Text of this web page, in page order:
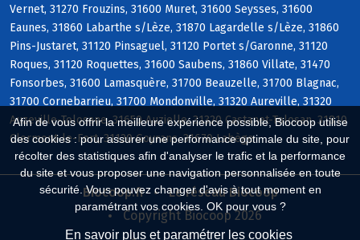
Afin de vous offrir la meilleure expérience possible, Biocoop utilise
des cookies : pour assurer une performance optimale du site, pour
récolter des statistiques afin d'analyser le trafic et la performance
du site et vous proposer une navigation personnalisée en toute
sécurité. Vous pouvez changer d'avis à tout moment en
paramétrant vos cookies. OK pour vous ?
En savoir plus et paramétrer les cookies
Vernet, 31270 Frouzins, 31600 Muret, 31600 Seysses, 31600
Eaunes, 31860 Labarthe s/Lèze, 31870 Lagardelle s/Lèze, 31860
Pins-Justaret, 31120 Pinsaguel, 31120 Portet s/Garonne, 31120
Roques, 31120 Roquettes, 31600 Saubens, 31860 Villate, 31470
Fonsorbes, 31600 Lamasquère, 31700 Beauzelle, 31700 Blagnac,
31700 Cornebarrieu, 31700 Mondonville, 31320 Aureville, 31320
Auzeville-Tolosane, 31650 Auzielle, 31320 Castanet-Tolosan, 31810
Clermont-le-Fort, 31120 Goyrans, 31670 Labège
Biocoop.fr
Le réseau Biocoop
Copyright Biocoop 2026